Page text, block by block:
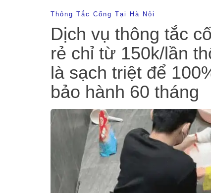
Thông Tắc Cống Tại Hà Nội
Dịch vụ thông tắc
rẻ chỉ từ 150k/lần
là sạch triệt để
bảo hành 60 tháng